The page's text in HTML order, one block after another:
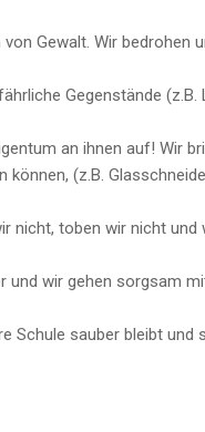
Gewalt. Wir bedrohen
Gegenstände
an ihnen auf! Wir
können, (z.B.
nicht, toben wir nicht und
und wir gehen sorgsam
Schule sauber bleibt und